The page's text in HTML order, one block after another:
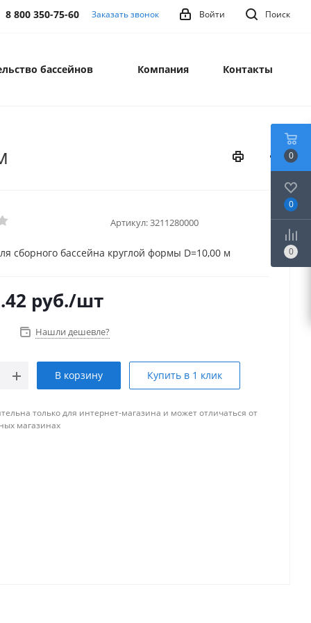
Поиск
Войти
8 800 350-75-60 Заказать звонок
бассейнов Компания Контакты
Артикул:3211280000
сборного бассейна круглой формы D=10,00 м
руб./шт
Нашли дешевле?
В корзину Купить в 1 клик
только для интернет-магазина и может отличаться от
магазинах
0
0
0